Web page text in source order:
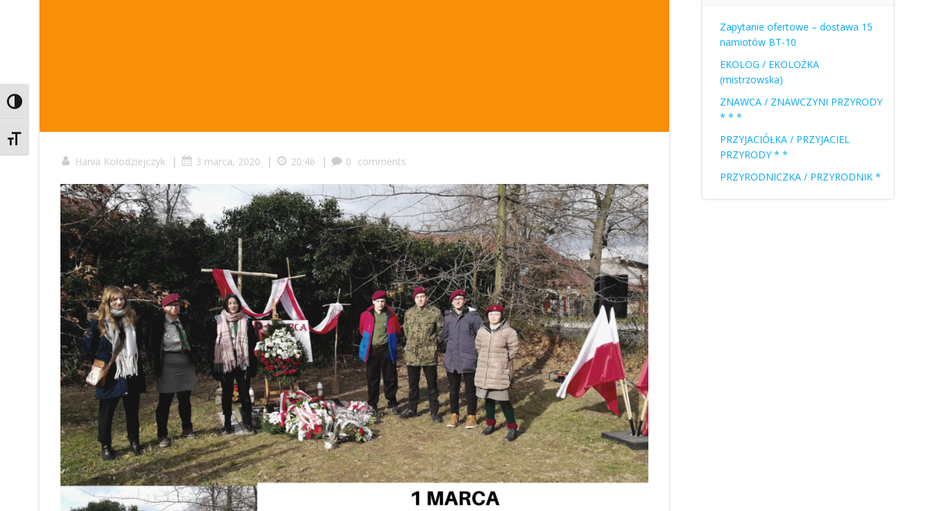
Toggle High Contrast
Toggle Font size
Hania Kołodziejczyk | 3 marca, 2020 | 20:46 | 0 comments
Zapytanie ofertowe – dostawa 15
namiotów BT-10
EKOLOG / EKOLOŻKA
(mistrzowska)
ZNAWCA / ZNAWCZYNI PRZYRODY
* * *
PRZYJACIÓŁKA / PRZYJACIEL
PRZYRODY * *
PRZYRODNICZKA / PRZYRODNIK *